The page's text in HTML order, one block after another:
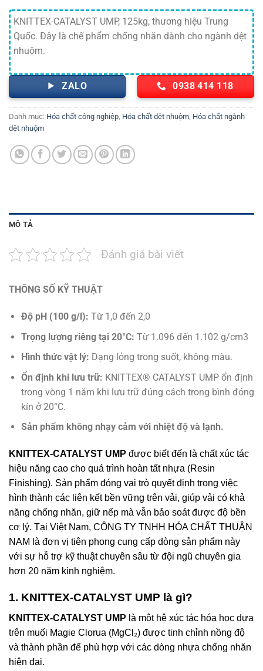
KNITTEX-CATALYST UMP, 125kg, thương hiệu Trung
Quốc. Đây là chế phẩm chống nhăn dành cho ngành dệt
nhuộm.
ZALO 0938 414 118
Danh mục: Hóa chất công nghiệp, Hóa chất dệt nhuộm, Hóa chất ngành
dệt nhuộm
MÔ TẢ
Đánh giá bài viết
THÔNG SỐ KỸ THUẬT
Độ pH (100 g/l): Từ 1,0 đến 2,0
Trọng lượng riêng tại 20°C: Từ 1.096 đến 1.102 g/cm3
Hình thức vật lý: Dạng lỏng trong suốt, không màu.
Ổn định khi lưu trữ: KNITTEX® CATALYST UMP ổn định
trong vòng 1 năm khi lưu trữ đúng cách trong bình đóng
kín ở 20°C.
Sản phẩm không nhạy cảm với nhiệt độ và lạnh.
KNITTEX-CATALYST UMP được biết đến là chất xúc tác
hiệu năng cao cho quá trình hoàn tất nhựa (Resin
Finishing). Sản phẩm đóng vai trò quyết định trong việc
hình thành các liên kết bền vững trên vải, giúp vải có khả
năng chống nhăn, giữ nếp mà vẫn bảo soát được độ bền
cơ lý. Tại Việt Nam, CÔNG TY TNHH HÓA CHẤT THUẬN
NAM là đơn vị tiên phong cung cấp dòng sản phẩm này
với sự hỗ trợ kỹ thuật chuyên sâu từ đội ngũ chuyên gia
hơn 20 năm kinh nghiệm.
1. KNITTEX-CATALYST UMP là gì?
KNITTEX-CATALYST UMP là một hệ xúc tác hóa học dựa
trên muối Magie Clorua (MgCl₂) được tinh chỉnh nồng độ
và thành phần để phù hợp với các dòng nhựa chống nhăn
hiện đại.